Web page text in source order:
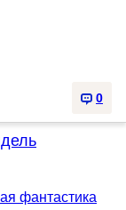
0
фантастика